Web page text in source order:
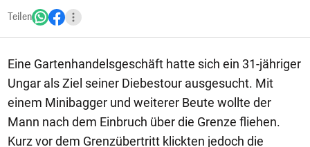
Teilen
Eine Gartenhandelsgeschäft hatte sich ein 31-jähriger
Ungar als Ziel seiner Diebestour ausgesucht. Mit
einem Minibagger und weiterer Beute wollte der
Mann nach dem Einbruch über die Grenze fliehen.
Kurz vor dem Grenzübertritt klickten jedoch die